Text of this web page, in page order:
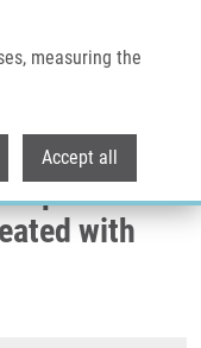
measuring the
Accept all
In Patients With
patients
with